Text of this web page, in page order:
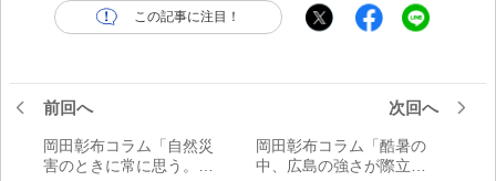
この記事に注目！
前回へ
岡田彰布コラム「自然災
害のときに常に思う。プ
次回へ
岡田彰布コラム「酷暑の
中、広島の強さが際立